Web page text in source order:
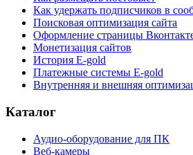
Как удержать подписчиков в
Поисковая оптимизация сайта
Оформление страницы
Монетизация сайтов
История E-gold
Платежные системы E-gold
Внутренняя и внешняя
Каталог
Аудио-оборудование для ПК
Веб-камеры